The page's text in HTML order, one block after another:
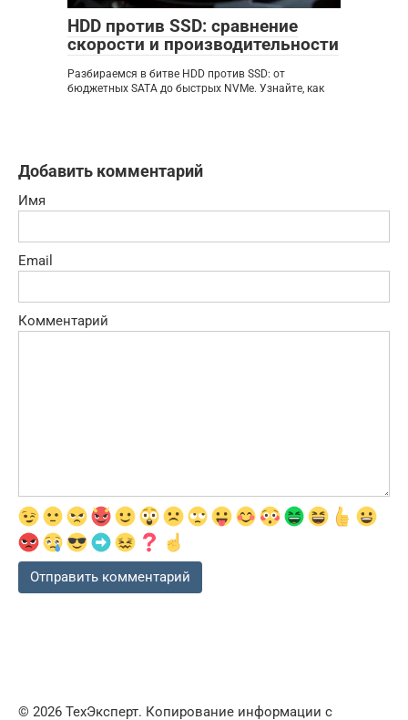
HDD против SSD: сравнение
скорости и производительности
Разбираемся в битве HDD против SSD: от
бюджетных SATA до быстрых NVMe. Узнайте, как
Добавить комментарий
Имя
Email
Комментарий
© 2026 ТехЭксперт. Копирование информации с